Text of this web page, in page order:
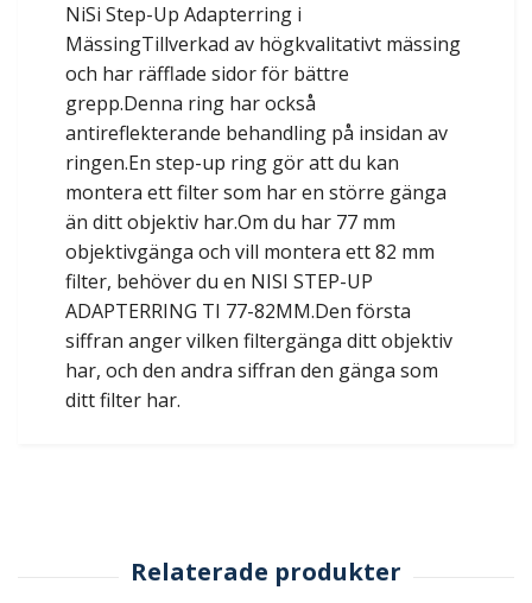
NiSi Step-Up Adapterring i
MässingTillverkad av högkvalitativt mässing
och har räfflade sidor för bättre
grepp.Denna ring har också
antireflekterande behandling på insidan av
ringen.En step-up ring gör att du kan
montera ett filter som har en större gänga
än ditt objektiv har.Om du har 77 mm
objektivgänga och vill montera ett 82 mm
filter, behöver du en NISI STEP-UP
ADAPTERRING TI 77-82MM.Den första
siffran anger vilken filtergänga ditt objektiv
har, och den andra siffran den gänga som
ditt filter har.